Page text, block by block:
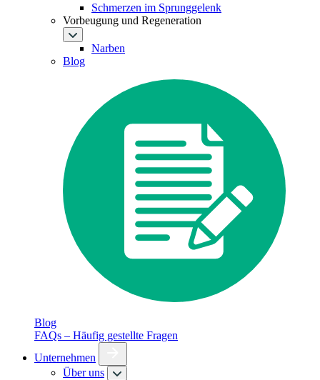
Schmerzen im Sprunggelenk
Vorbeugung und Regeneration
Narben
Blog
Blog
FAQs – Häufig gestellte Fragen
Unternehmen
Über uns